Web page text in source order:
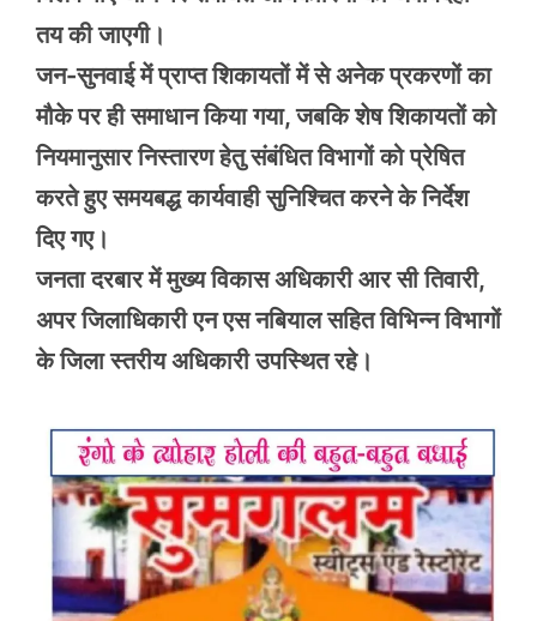
तय की जाएगी।
जन-सुनवाई में प्राप्त शिकायतों में से अनेक प्रकरणों का
मौके पर ही समाधान किया गया, जबकि शेष शिकायतों को
नियमानुसार निस्तारण हेतु संबंधित विभागों को प्रेषित
करते हुए समयबद्ध कार्यवाही सुनिश्चित करने के निर्देश
दिए गए।
जनता दरबार में मुख्य विकास अधिकारी आर सी तिवारी,
अपर जिलाधिकारी एन एस नबियाल सहित विभिन्न विभागों
के जिला स्तरीय अधिकारी उपस्थित रहे।